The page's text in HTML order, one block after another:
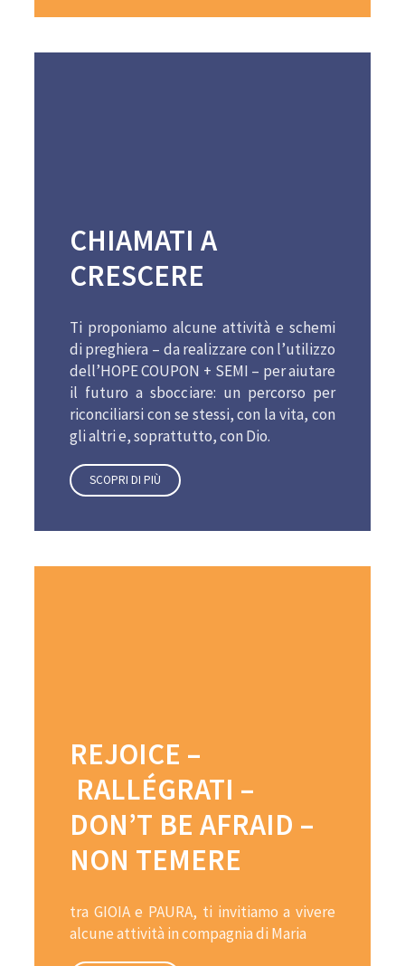
CHIAMATI A
CRESCERE
Ti proponiamo alcune attività e schemi
di preghiera – da realizzare con l’utilizzo
dell’HOPE COUPON + SEMI – per aiutare
il futuro a sbocciare: un percorso per
riconciliarsi con se stessi, con la vita, con
gli altri e, soprattutto, con Dio.
SCOPRI DI PIÙ
REJOICE –
RALLÉGRATI –
DON’T BE AFRAID –
NON TEMERE
tra GIOIA e PAURA, ti invitiamo a vivere
alcune attività in compagnia di Maria